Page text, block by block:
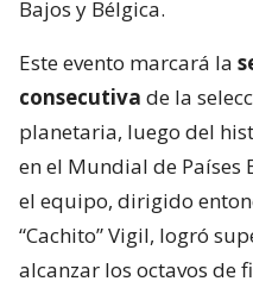
Bajos y Bélgica.
Este evento marcará la
consecutiva de la
planetaria, luego del
en el Mundial de Países
el equipo, dirigido
“Cachito” Vigil, logró
alcanzar los octavos de